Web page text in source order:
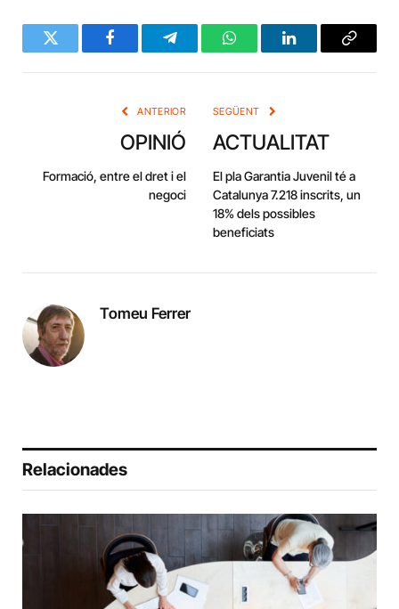
Twitter FacebookTelegramWhatsAppLinkedInCopy
ANTERIOR
OPINIÓ
Formació, entre el dret i el
negoci
SEGÜENT
ACTUALITAT
El pla Garantia Juvenil té a
Catalunya 7.218 inscrits, un
18% dels possibles
beneficiats
Tomeu Ferrer
Relacionades